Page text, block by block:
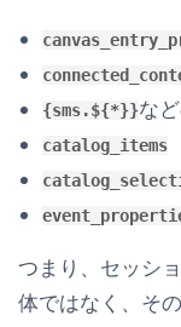
{sms.${*}}な
catalog_items
つまり、セッシ
体ではなく、そ